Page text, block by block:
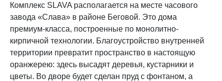
Комплекс SLAVA располагается на месте часового
завода «Слава» в районе Беговой. Это дома
премиум-класса, построенные по монолитно-
кирпичной технологии. Благоустройство внутренней
территории превратит пространство в настоящую
оранжерею: здесь высадят деревья, кустарники и
цветы. Во дворе будет сделан пруд с фонтаном, а